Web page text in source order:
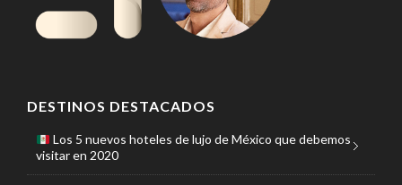
DESTINOS DESTACADOS
Los 5 nuevos hoteles de lujo de México que debemos
visitar en 2020